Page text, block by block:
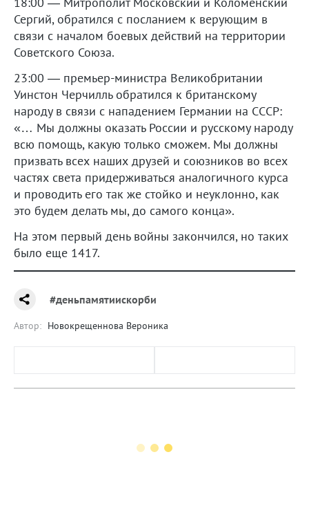
Сергий, обратился с посланием к верующим в
связи с началом боевых действий на территории
Советского Союза.
23:00 — премьер-министра Великобритании
Уинстон Черчилль обратился к британскому
народу в связи с нападением Германии на СССР:
«… Мы должны оказать России и русскому народу
всю помощь, какую только сможем. Мы должны
призвать всех наших друзей и союзников во всех
частях света придерживаться аналогичного курса
и проводить его так же стойко и неуклонно, как
это будем делать мы, до самого конца».
На этом первый день войны закончился, но таких
было еще 1417.
#деньпамятиискорби
Автор: Новокрещеннова Вероника